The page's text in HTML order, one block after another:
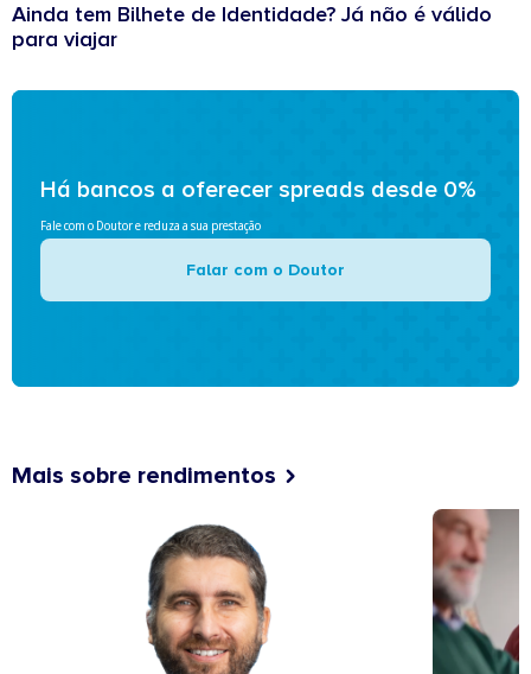
Ainda tem Bilhete de Identidade? Já não é válido
para viajar
Há bancos a oferecer spreads desde 0%
Fale com o Doutor e reduza a sua prestação
Falar com o Doutor
Mais sobre rendimentos